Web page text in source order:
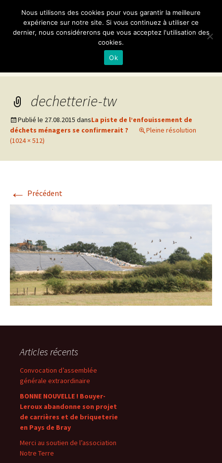
Non aux Carrières et
Briqueteries en Bray
Association loi 1901
au
dechetterie-tw
Publié le 27.08.2015 dansLa piste de l’enfouissement de
déchets ménagers se confirmerait ?
Pleine résolution
(1024 × 512)
← Précédent
Articles récents
Convocation d’assemblée
générale extraordinaire
BONNE NOUVELLE ! Bouyer-
Leroux abandonne son projet
de carrières et de briqueterie
en Pays de Bray
Merci au soutien de l’association
Notre Terre
Nous utilisons des cookies pour vous garantir la meilleure
expérience sur notre site. Si vous continuez à utiliser ce
dernier, nous considérerons que vous acceptez l'utilisation des
cookies.
Ok